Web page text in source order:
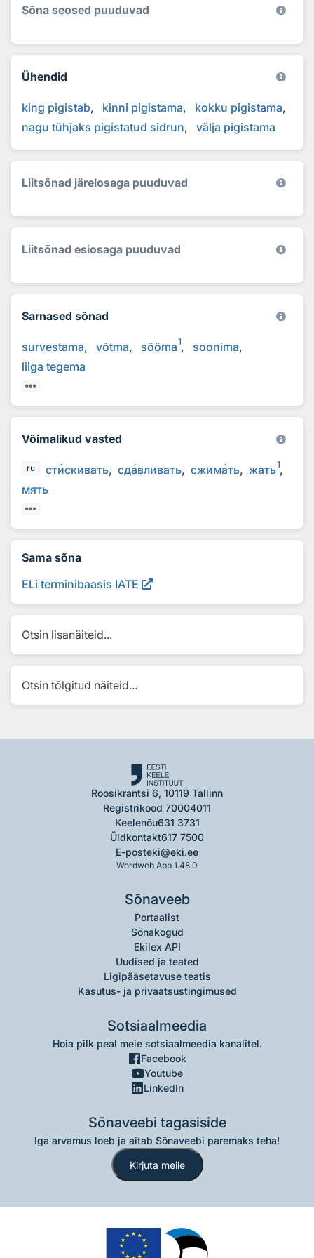
Sõna seosed puuduvad
Ühendid
king pigistab kinni pigistama
kokku pigistama
nagu tühjaks pigistatud sidrun
välja pigistama
Liitsõnad järelosaga puuduvad
Liitsõnad esiosaga puuduvad
Sarnased sõnad
survestama võtma sööma1
soonima
liiga tegema
Võimalikud vasted
ru стискивать сдавливать сжимать жать1
мять
Sama sõna
ELi terminibaasis IATE
Otsin lisanäiteid...
Otsin tõlgitud näiteid...
Roosikrantsi 6, 10119 Tallinn
Registrikood 70004011
Keelenõu631 3731
Üldkontakt617 7500
E-posteki@eki.ee
Wordweb App 1.48.0
Sõnaveeb
Portaalist
Sõnakogud
Ekilex API
Uudised ja teated
Ligipääsetavuse teatis
Kasutus- ja privaatsustingimused
Sotsiaalmeedia
Hoia pilk peal meie sotsiaalmeedia kanalitel.
Facebook
Youtube
LinkedIn
Sõnaveebi tagasiside
Iga arvamus loeb ja aitab Sõnaveebi paremaks teha!
Kirjuta meile